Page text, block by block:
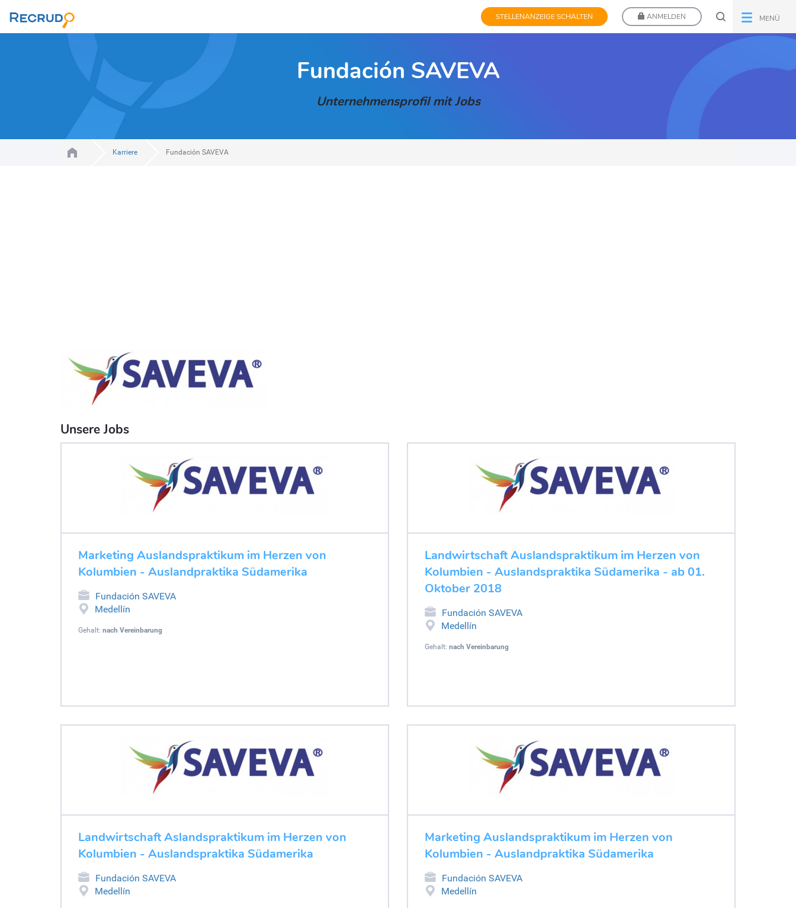
STELLENANZEIGE SCHALTEN ANMELDEN MENÜ
Fundación SAVEVA
Unternehmensprofil mit Jobs
Karriere Fundación SAVEVA
Unsere Jobs
Marketing Auslandspraktikum im Herzen von
Kolumbien - Auslandpraktika Südamerika
Fundación SAVEVA
Medellín
Gehalt: nach Vereinbarung
Landwirtschaft Auslandspraktikum im Herzen von
Kolumbien - Auslandspraktika Südamerika - ab 01.
Oktober 2018
Fundación SAVEVA
Medellín
Gehalt: nach Vereinbarung
Landwirtschaft Aslandspraktikum im Herzen von
Kolumbien - Auslandspraktika Südamerika
Fundación SAVEVA
Medellín
Marketing Auslandspraktikum im Herzen von
Kolumbien - Auslandpraktika Südamerika
Fundación SAVEVA
Medellín